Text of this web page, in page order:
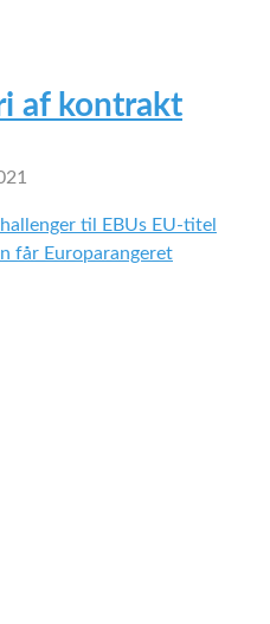
af kontrakt
til EBUs EU-titel
får Europarangeret